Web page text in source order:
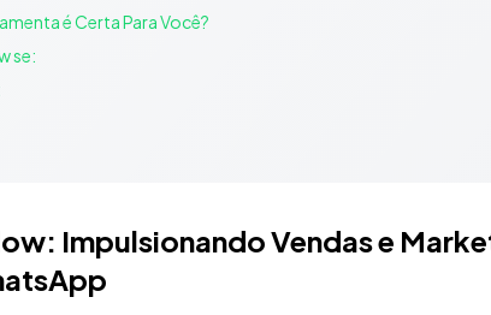
é Certa Para Você?
se:
Impulsionando Vendas e